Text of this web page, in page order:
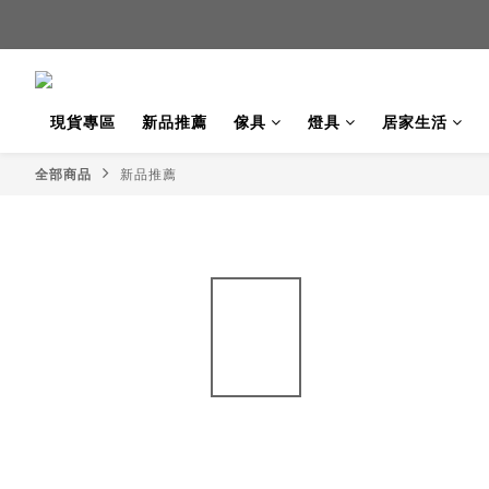
現貨專區 新品推薦 傢具 燈具 居家生活
全部商品 新品推薦